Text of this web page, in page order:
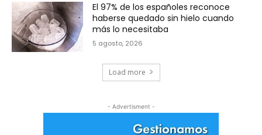
El 97% de los españoles reconoce
haberse quedado sin hielo cuando
más lo necesitaba
5 agosto, 2026
Load more
- Advertisment -